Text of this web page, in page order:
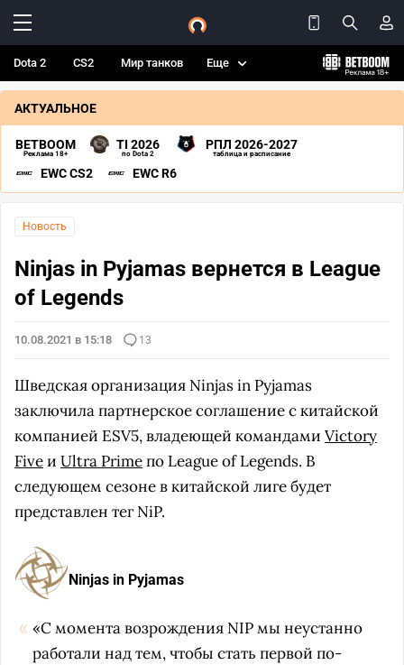
Dota 2 CS2 Мир танков Еще
АКТУАЛЬНОЕ
BETBOOM
Реклама 18+
TI 2026
по Dota 2
РПЛ 2026-2027
таблица и расписание
EWC CS2 EWC R6
Новость
Ninjas in Pyjamas вернется в League
of Legends
10.08.2021 в 15:18 13
Шведская организация Ninjas in Pyjamas
заключила партнерское соглашение с китайской
компанией ESV5, владеющей командами Victory
Fiveи Ultra Primeпо League of Legends. В
следующем сезоне в китайской лиге будет
представлен тег NiP.
Ninjas in Pyjamas
«С момента возрождения NIP мы неустанно
работали над тем, чтобы стать первой по-